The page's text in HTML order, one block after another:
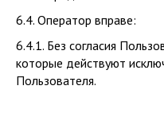
6.4. Оператор вправе:
6.4.1. Без согласия
которые действуют
Пользователя.